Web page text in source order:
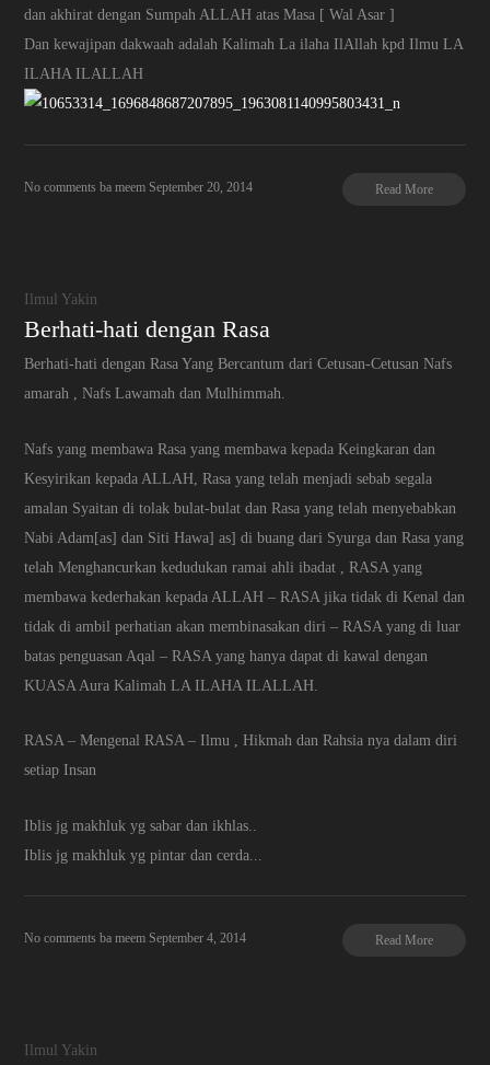
dan akhirat dengan Sumpah ALLAH atas Masa [ Wal Asar ]
Dan kewajipan dakwaah adalah Kalimah La ilaha IlAllah kpd Ilmu LA
ILAHA ILALLAH
No comments ba meem September 20, 2014 Read More
Ilmul Yakin
Berhati-hati dengan Rasa
Berhati-hati dengan Rasa Yang Bercantum dari Cetusan-Cetusan Nafs
amarah , Nafs Lawamah dan Mulhimmah.
Nafs yang membawa Rasa yang membawa kepada Keingkaran dan
Kesyirikan kepada ALLAH, Rasa yang telah menjadi sebab segala
amalan Syaitan di tolak bulat-bulat dan Rasa yang telah menyebabkan
Nabi Adam[as] dan Siti Hawa] as] di buang dari Syurga dan Rasa yang
telah Menghancurkan kedudukan ramai ahli ibadat , RASA yang
membawa kederhakan kepada ALLAH – RASA jika tidak di Kenal dan
tidak di ambil perhatian akan membinasakan diri – RASA yang di luar
batas penguasan Aqal – RASA yang hanya dapat di kawal dengan
KUASA Aura Kalimah LA ILAHA ILALLAH.
RASA – Mengenal RASA – Ilmu , Hikmah dan Rahsia nya dalam diri
setiap Insan
Iblis jg makhluk yg sabar dan ikhlas..
Iblis jg makhluk yg pintar dan cerda...
No comments ba meem September 4, 2014 Read More
Ilmul Yakin